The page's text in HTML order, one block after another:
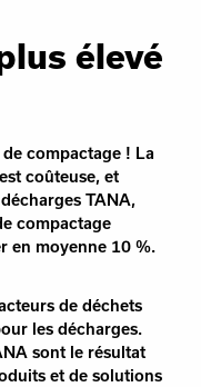
élevé
compactage ! La
coûteuse, et
TANA,
compactage
en moyenne 10 %.
de déchets
les décharges.
sont le résultat
et de solutions